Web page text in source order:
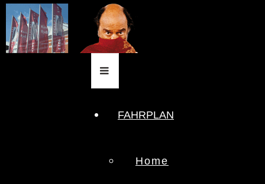
FAHRPLAN
Home